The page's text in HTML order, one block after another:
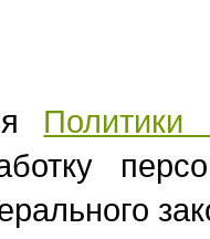
Политики